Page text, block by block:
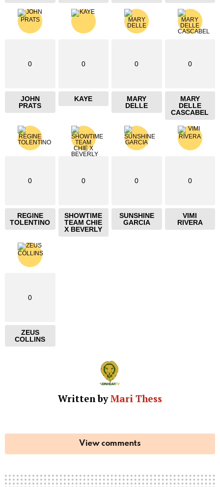
0
JOHN
PRATS
0
KAYE
0
MARY
DELLE
0
MARY
DELLE
CASCABEL
0
REGINE
TOLENTINO
0
SHOWTIME
TEAM CHIE
X BEVERLY
0
SUNSHINE
GARCIA
0
VIMI
RIVERA
0
ZEUS
COLLINS
Written byMari Thess
View comments